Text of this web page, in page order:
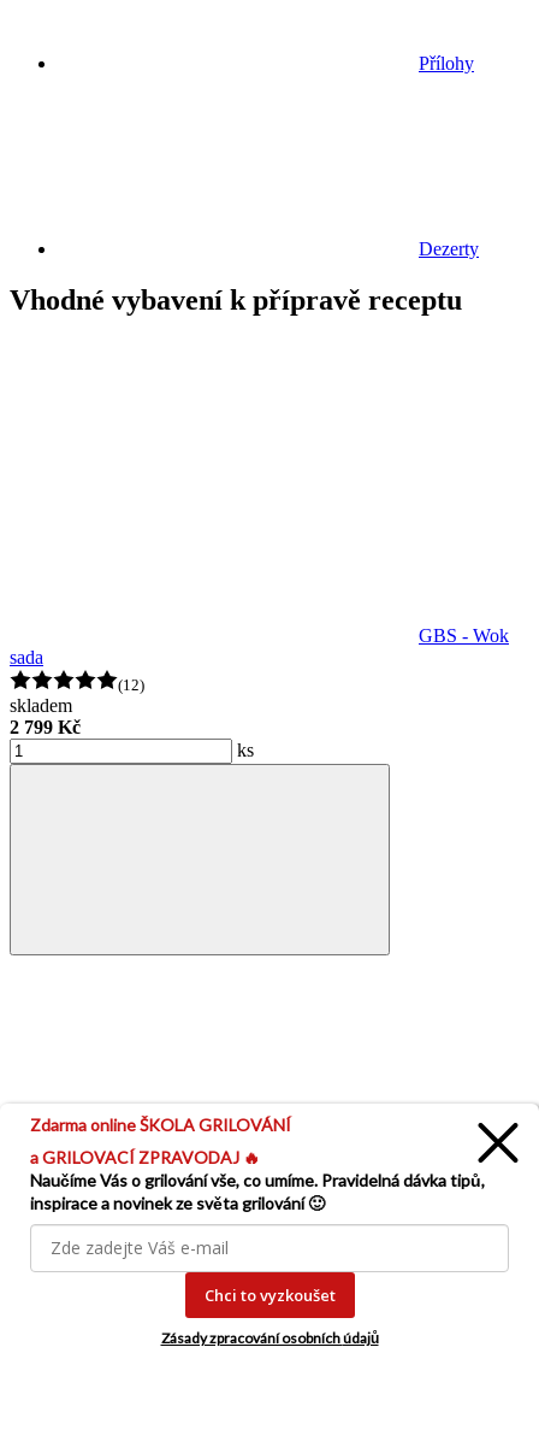
Přílohy
Dezerty
Vhodné vybavení k přípravě receptu
GBS - Wok
sada
(12)
skladem
2 799 Kč
ks
Litinový hrnec 2 v 1
Zdarma online ŠKOLA GRILOVÁNÍ
a GRILOVACÍ ZPRAVODAJ 🔥
Naučíme Vás o grilování vše, co umíme. Pravidelná dávka tipů,
inspirace a novinek ze světa grilování 🙂
Chci to vyzkoušet
Zásady zpracování osobníchúdajů